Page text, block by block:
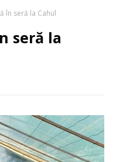
în seră la Cahul
seră la